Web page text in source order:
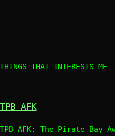
THINGS THAT INTERESTS ME
TPB AFK
TPB AFK: The Pirate Bay